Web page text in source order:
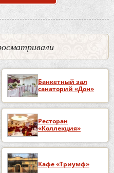
Банкетный зал
санаторий «Дон»
Ресторан
«Коллекция»
Кафе «Триумф»